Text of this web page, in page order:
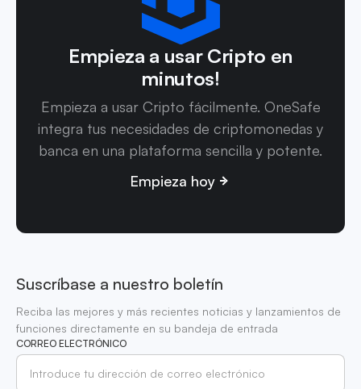
Empieza a usar Cripto en
minutos!
Empieza a usar Cripto fácilmente. OneSafe
integra tus necesidades de criptomonedas y
banca en una plataforma sencilla y potente.
Empieza hoy
Suscríbase a nuestro boletín
Reciba las mejores y más recientes noticias y lanzamientos de
funciones directamente en su bandeja de entrada
CORREO ELECTRÓNICO